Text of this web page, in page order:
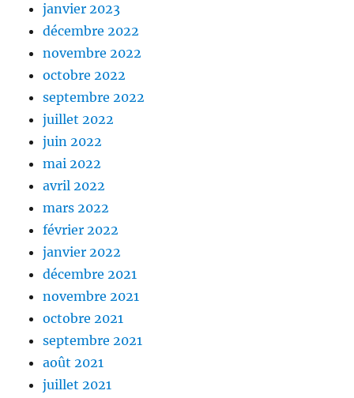
janvier 2023
décembre 2022
novembre 2022
octobre 2022
septembre 2022
juillet 2022
juin 2022
mai 2022
avril 2022
mars 2022
février 2022
janvier 2022
décembre 2021
novembre 2021
octobre 2021
septembre 2021
août 2021
juillet 2021